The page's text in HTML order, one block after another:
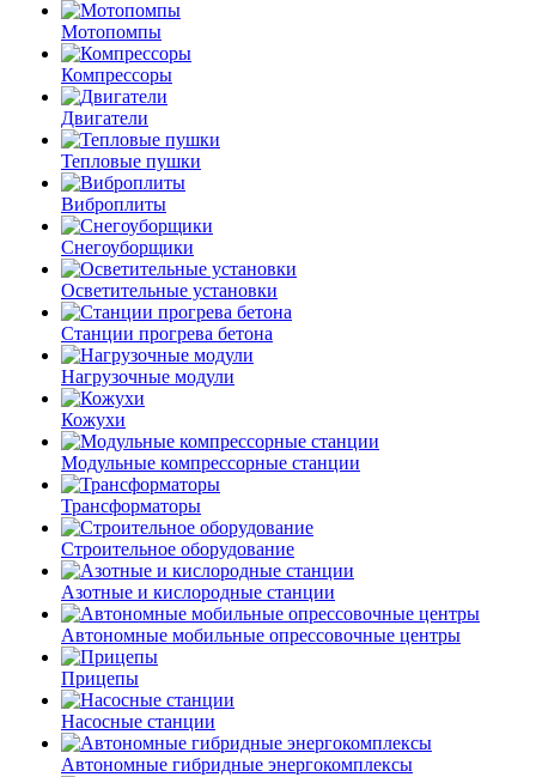
Мотопомпы
Компрессоры
Двигатели
Тепловые пушки
Виброплиты
Снегоуборщики
Осветительные установки
Станции прогрева бетона
Нагрузочные модули
Кожухи
Модульные компрессорные станции
Трансформаторы
Строительное оборудование
Азотные и кислородные станции
Автономные мобильные опрессовочные центры
Прицепы
Насосные станции
Автономные гибридные энергокомплексы